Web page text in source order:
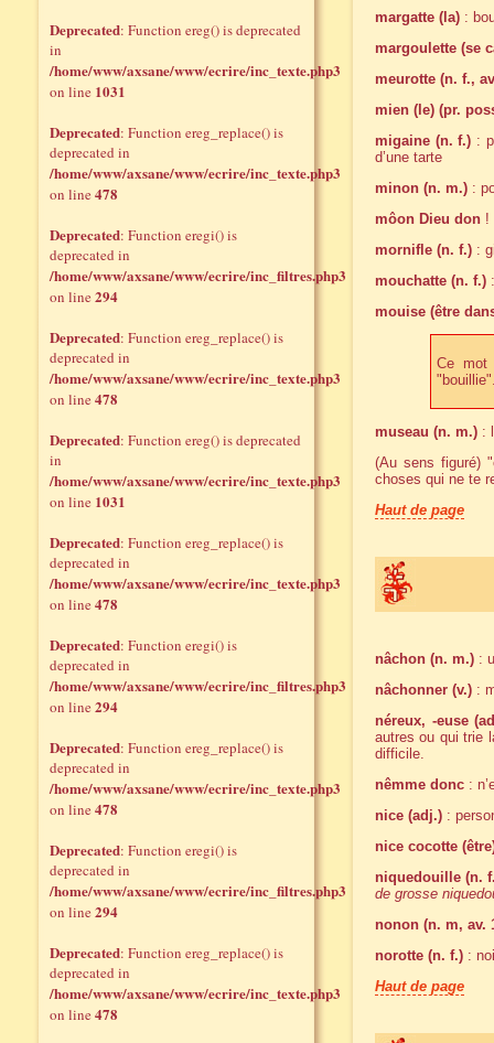
margatte (la) :
margoulette (se
meurotte (n. f.,
mien (le) (pr.
migaine (n. f.) :
d’une tarte
minon (n. m.) :
môon Dieu don !
mornifle (n. f.) :
mouchatte (n. f.)
mouise (être
Ce mot
museau (n. m.) :
(Au sens figuré)
choses qui ne te
Haut de page
nâchon (n. m.) :
nâchonner (v.) :
néreux, -euse
autres ou qui trie
difficile.
nêmme donc :
nice (adj.) :
nice cocotte
niquedouille (n.
de grosse
nonon (n. m, av.
norotte (n. f.) :
Haut de page
Deprecated: Function ereg() is deprecated
in
/home/www/axsane/www/ecrire/inc_texte.php3
on line 1031
Deprecated: Function ereg_replace() is
deprecated in
/home/www/axsane/www/ecrire/inc_texte.php3
on line478
Deprecated: Function eregi() is
deprecated in
/home/www/axsane/www/ecrire/inc_filtres.php3
on line294
Deprecated: Function ereg_replace() is
deprecated in
/home/www/axsane/www/ecrire/inc_texte.php3
on line478
Deprecated: Function ereg() is deprecated
in
/home/www/axsane/www/ecrire/inc_texte.php3
on line 1031
Deprecated: Function ereg_replace() is
deprecated in
/home/www/axsane/www/ecrire/inc_texte.php3
on line478
Deprecated: Function eregi() is
deprecated in
/home/www/axsane/www/ecrire/inc_filtres.php3
on line294
Deprecated: Function ereg_replace() is
deprecated in
/home/www/axsane/www/ecrire/inc_texte.php3
on line478
Deprecated: Function eregi() is
deprecated in
/home/www/axsane/www/ecrire/inc_filtres.php3
on line294
Deprecated: Function ereg_replace() is
deprecated in
/home/www/axsane/www/ecrire/inc_texte.php3
on line478